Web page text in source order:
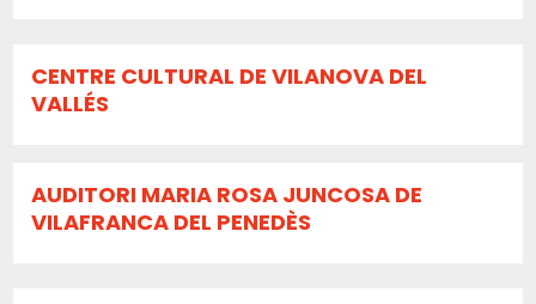
CENTRE CULTURAL DE VILANOVA DEL
VALLÉS
AUDITORI MARIA ROSA JUNCOSA DE
VILAFRANCA DEL PENEDÈS